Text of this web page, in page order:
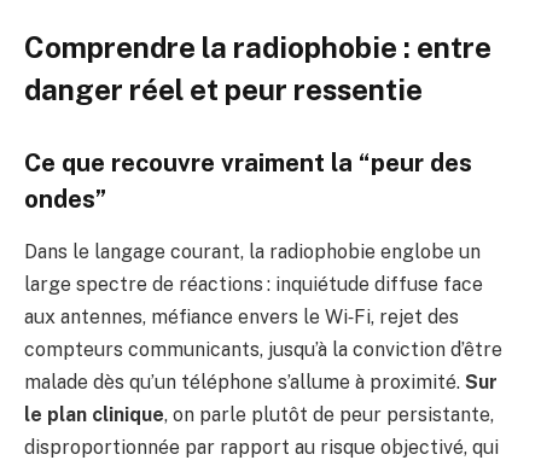
Comprendre la radiophobie : entre
danger réel et peur ressentie
Ce que recouvre vraiment la “peur des
ondes”
Dans le langage courant, la radiophobie englobe un
large spectre de réactions : inquiétude diffuse face
aux antennes, méfiance envers le Wi‑Fi, rejet des
compteurs communicants, jusqu’à la conviction d’être
malade dès qu’un téléphone s’allume à proximité. Sur
le plan clinique, on parle plutôt de peur persistante,
disproportionnée par rapport au risque objectivé, qui